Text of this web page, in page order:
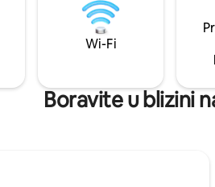
Wi-Fi
Boravite u blizini